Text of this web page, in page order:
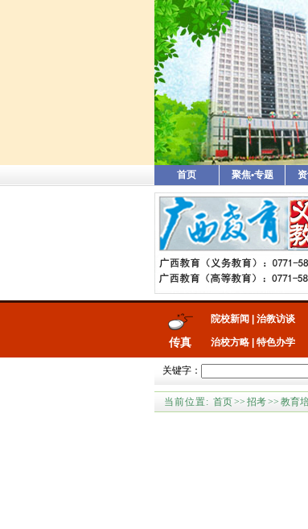
首页 聚焦•专题
传真
院校新闻 治教访谈
治校方略 特色办学
关键字：
当前位置: 首页>> 招考>> 教育